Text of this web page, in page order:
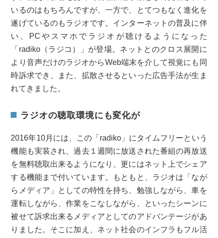
いるのはもちろんですが、一方で、とてつもなく進化を
遂げているのもラジオです。インターネットの普及に伴
い、PCやスマホでラジオが聴けるようになった
「radiko（ラジコ）」が登場。ネットとのクロス展開に
より音声だけのラジオからWeb端末を介して視覚にも同
時訴求でき、また、拡散させるといった広告手法が生ま
れてきました。
ラジオの聴取環境にも変化が
2016年10月には、この「radiko」にタイムフリーという
機能も実装され、過去１週間に放送された番組の再放送
を無料聴取出来るようになり、更にはネット上でシェア
する機能まで付いています。もともと、ラジオは「なが
らメディア」としての特性を持ち、勉強しながら、車を
運転しながら、作業をこなしながら、といったシーンに
被せて訴求出来るメディアとしてのアドバンテージがあ
りました。そこに加え、ネット社会のインフラもフル活